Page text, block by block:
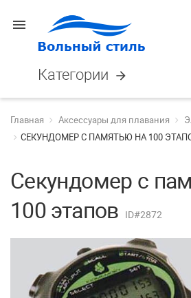
menu
Категории arrow_forward
Главная Аксессуары для плавания
СЕКУНДОМЕР С ПАМЯТЬЮ НА 100
Секундомер с
100 этапов ID#2872